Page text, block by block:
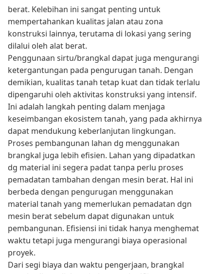
berat. Kelebihan ini sangat penting untuk
mempertahankan kualitas jalan atau zona
konstruksi lainnya, terutama di lokasi yang sering
dilalui oleh alat berat.
Penggunaan sirtu/brangkal dapat juga mengurangi
ketergantungan pada pengurugan tanah. Dengan
demikian, kualitas tanah tetap kuat dan tidak terlalu
dipengaruhi oleh aktivitas konstruksi yang intensif.
Ini adalah langkah penting dalam menjaga
keseimbangan ekosistem tanah, yang pada akhirnya
dapat mendukung keberlanjutan lingkungan.
Proses pembangunan lahan dg menggunakan
brangkal juga lebih efisien. Lahan yang dipadatkan
dg material ini segera padat tanpa perlu proses
pemadatan tambahan dengan mesin berat. Hal ini
berbeda dengan pengurugan menggunakan
material tanah yang memerlukan pemadatan dgn
mesin berat sebelum dapat digunakan untuk
pembangunan. Efisiensi ini tidak hanya menghemat
waktu tetapi juga mengurangi biaya operasional
proyek.
Dari segi biaya dan waktu pengerjaan, brangkal